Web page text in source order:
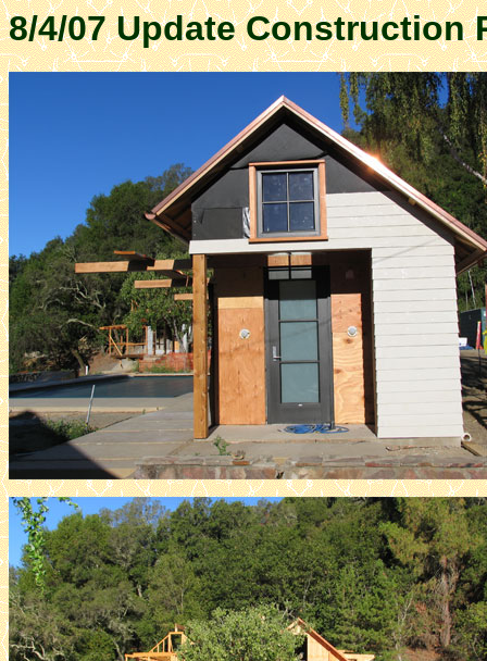
8/4/07 Update Construction